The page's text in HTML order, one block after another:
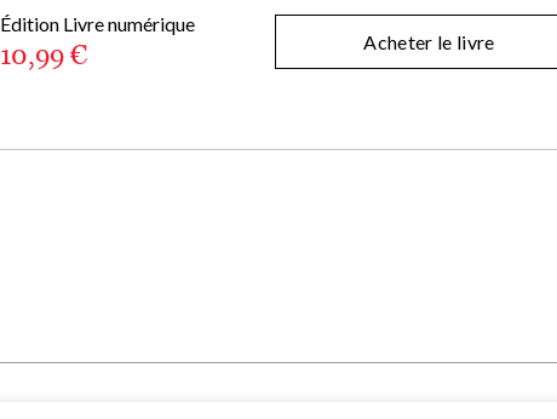
Édition Livre numérique
10,99 € Acheter le livre